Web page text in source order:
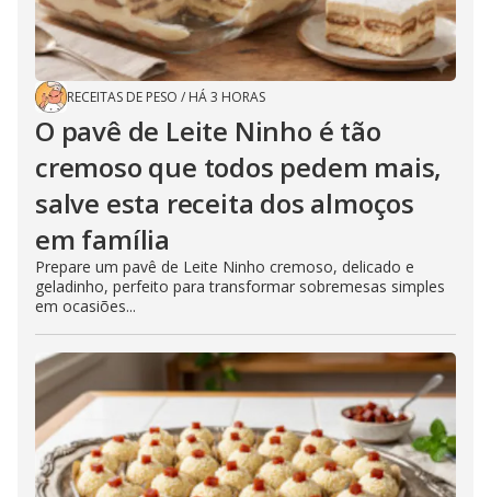
RECEITAS DE PESO / HÁ 3 HORAS
O pavê de Leite Ninho é tão
cremoso que todos pedem mais,
salve esta receita dos almoços
em família
Prepare um pavê de Leite Ninho cremoso, delicado e
geladinho, perfeito para transformar sobremesas simples
em ocasiões...